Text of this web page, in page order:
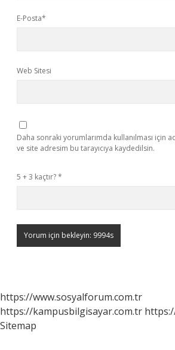
E-Posta*
Web Sitesi
Daha sonraki yorumlarımda kullanılması için
ve site adresim bu tarayıcıya kaydedilsin.
5 + 3 kaçtır?*
https://www.sosyalforum.com.tr
https://kampusbilgisayar.com.tr
Sitemap